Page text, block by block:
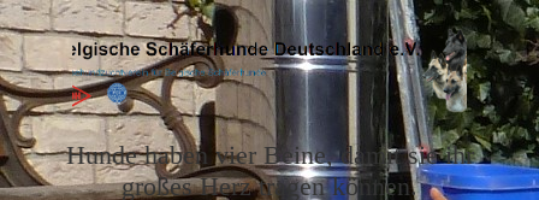
Hunde haben vier Beine, damit sie ihr
großes Herz tragen können.